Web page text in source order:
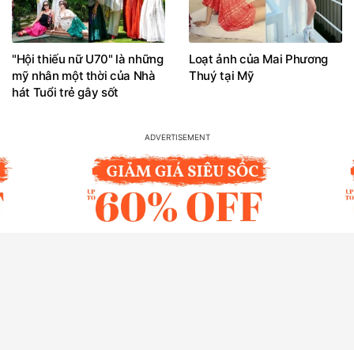
"Hội thiếu nữ U70" là những
mỹ nhân một thời của Nhà
hát Tuổi trẻ gây sốt
Loạt ảnh của Mai Phương
Thuý tại Mỹ